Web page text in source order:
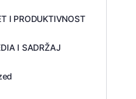
I PRODUKTIVNOST
I SADRŽAJ